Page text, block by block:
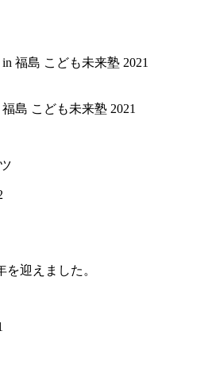
福島 こども未来塾 2021
を迎えました。